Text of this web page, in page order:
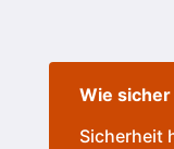
Wie
Sicherheit